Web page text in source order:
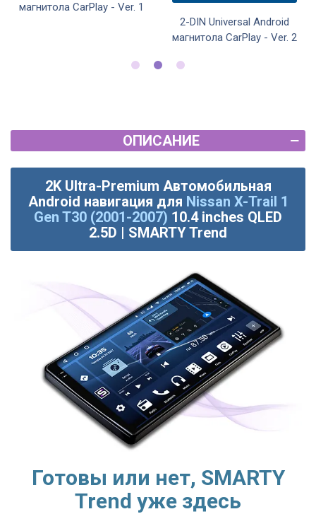
магнитола CarPlay - Ver. 1
2-DIN Universal Android
магнитола CarPlay - Ver. 2
ОПИСАНИЕ
2K Ultra-Premium Автомобильная
Android навигация для Nissan X-Trail 1
Gen T30 (2001-2007) 10.4 inches QLED
2.5D | SMARTY Trend
Готовы или нет, SMARTY
Trend уже здесь